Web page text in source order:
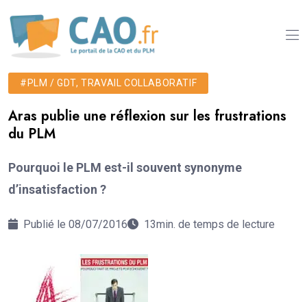
#PLM / GDT, TRAVAIL COLLABORATIF
Aras publie une réflexion sur les frustrations
du PLM
Pourquoi le PLM est-il souvent synonyme
d’insatisfaction ?
Publié le 08/07/2016 13min. de temps de lecture